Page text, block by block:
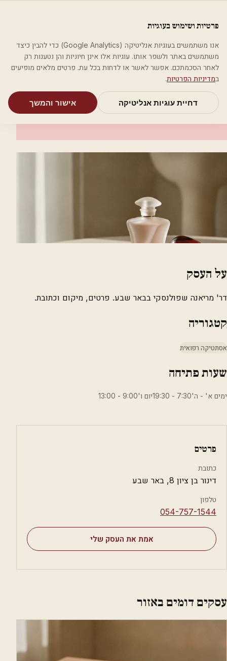
מאמריםקטגוריותחיפושאודות
בית קטגוריות אסתטיקה רפואית דר' מריאנה שפולנסקי
אסתטיקה רפואית
דר' מריאנה שפולנסקי
על העסק
דר' מריאנה שפולנסקי בבאר שבע. פרטים, מיקום וכתובת.
קטגוריה
אסתטיקה רפואית
שעות פתיחה
ימים א' - ה'7:30 - 19:30יום ו'9:00 - 13:00
פרטים
כתובת
דינור בן ציון 8, באר שבע
טלפון
⁦054-757-1544⁩
אמת את העסק שלי
עסקים דומים באזור
פרטיות ושימוש בעוגיות
אנו משתמשים בעוגיות אנליטיקה (Google Analytics) כדי להבין כיצד
משתמשים באתר ולשפר אותו. עוגיות אלו אינן חיוניות והן נטענות רק
לאחר הסכמתכם. אפשר לאשר או לדחות בכל עת. פרטים מלאים מופיעים
במדיניות הפרטיות.
דחיית עוגיות אנליטיקה אישור והמשך